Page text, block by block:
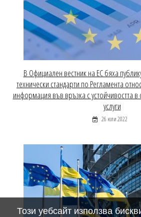
В Официален вестник на ЕС бяха
технически стандарти по Регламента
информация във връзка с устойчивостта
услуги
26 юли 2022
Този уебсайт използва